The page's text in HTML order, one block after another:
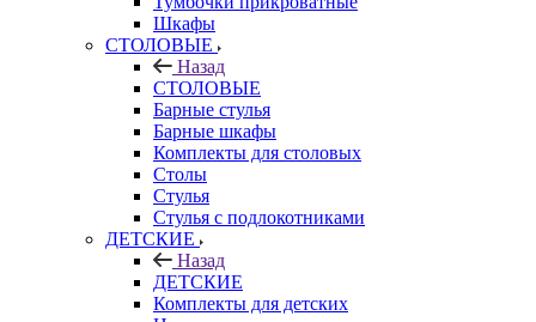
Шкафы
СТОЛОВЫЕ
Назад
СТОЛОВЫЕ
Барные стулья
Барные шкафы
Комплекты для столовых
Столы
Стулья
Стулья с подлокотниками
ДЕТСКИЕ
Назад
ДЕТСКИЕ
Комплекты для детских